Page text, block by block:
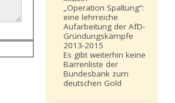
„Operation Spaltung“:
eine lehrreiche
Aufarbeitung der AfD-
Gründungskämpfe
2013-2015
Es gibt weiterhin keine
Barrenliste der
Bundesbank zum
deutschen Gold